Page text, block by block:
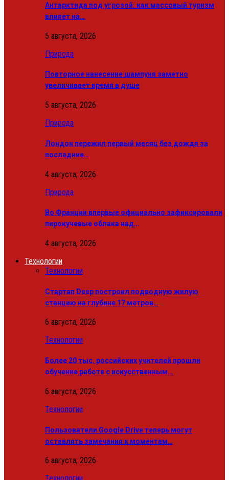
Антарктида под угрозой: как массовый туризм
влияет на…
5 августа, 2026
Природа
Повторное нанесение шампуня заметно
увеличивает время в душе
5 августа, 2026
Природа
Лондон пережил первый месяц без дождя за
последние…
4 августа, 2026
Природа
Во Франции впервые официально зафиксировали
пирокучевые облака над…
4 августа, 2026
Технологии
Технологии
Стартап Deep построил подводную жилую
станцию на глубине 17 метров…
6 августа, 2026
Технологии
Более 20 тыс. российских учителей прошли
обучение работе с искусственным…
6 августа, 2026
Технологии
Пользователи Google Drive теперь могут
оставлять замечания к моментам…
6 августа, 2026